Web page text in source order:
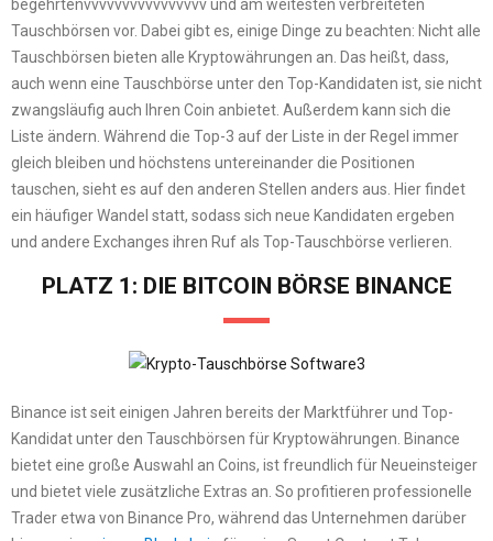
begehrtenvvvvvvvvvvvvvvvv und am weitesten verbreiteten
Tauschbörsen vor. Dabei gibt es, einige Dinge zu beachten: Nicht alle
Tauschbörsen bieten alle Kryptowährungen an. Das heißt, dass,
auch wenn eine Tauschbörse unter den Top-Kandidaten ist, sie nicht
zwangsläufig auch Ihren Coin anbietet. Außerdem kann sich die
Liste ändern. Während die Top-3 auf der Liste in der Regel immer
gleich bleiben und höchstens untereinander die Positionen
tauschen, sieht es auf den anderen Stellen anders aus. Hier findet
ein häufiger Wandel statt, sodass sich neue Kandidaten ergeben
und andere Exchanges ihren Ruf als Top-Tauschbörse verlieren.
PLATZ 1: DIE BITCOIN BÖRSE BINANCE
Binance ist seit einigen Jahren bereits der Marktführer und Top-
Kandidat unter den Tauschbörsen für Kryptowährungen. Binance
bietet eine große Auswahl an Coins, ist freundlich für Neueinsteiger
und bietet viele zusätzliche Extras an. So profitieren professionelle
Trader etwa von Binance Pro, während das Unternehmen darüber